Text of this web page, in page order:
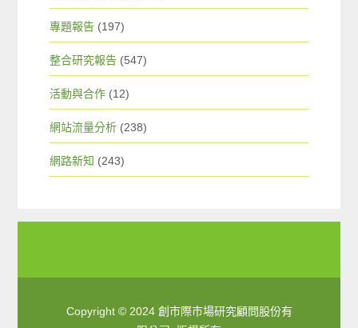
專題報告 (197)
整合研究報告 (547)
活動與合作 (12)
網站流量分析 (238)
網路新知 (243)
Copyright © 2024 創市際市場研究顧問股份有